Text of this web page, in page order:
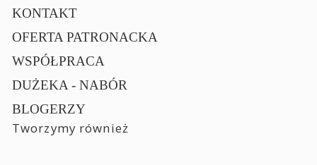
KONTAKT
OFERTA PATRONACKA
WSPÓŁPRACA
DUŻEKA - NABÓR
BLOGERZY
Tworzymy również